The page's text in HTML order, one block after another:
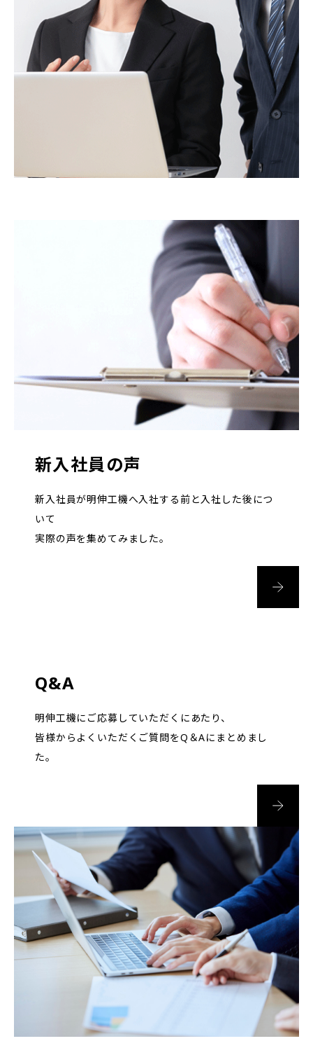
新入社員の声
新入社員が明伸工機へ入社する前と入社した後につ
いて
実際の声を集めてみました。
Q&A
明伸工機にご応募していただくにあたり、
皆様からよくいただくご質問をQ＆Aにまとめまし
た。